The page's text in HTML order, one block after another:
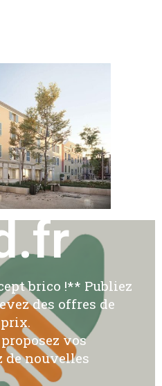
brico !** Publiez
des offres de
vos
de nouvelles